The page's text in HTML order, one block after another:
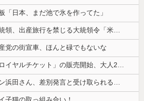
「日本、まだ池で氷を作ってた」
【速報】トランプ大統領、出産旅行を禁じる大統領令「米国籍取得を目的とした中国人らを排除する」
党の街宣車、ほんと碌でもないな
ジャングリア沖縄「ロイヤルチケット」の販売開始、大人29,700円にｗｗｗｗｗｗｗｗｗ
【速報】ダウンタウン浜田さん、差別発言と受け取られる一言で炎上ｗｗｗｗｗｗ